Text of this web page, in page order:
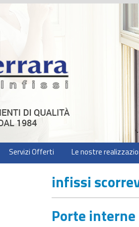
Servizi Offerti Le nostre
infissi
Porte interne